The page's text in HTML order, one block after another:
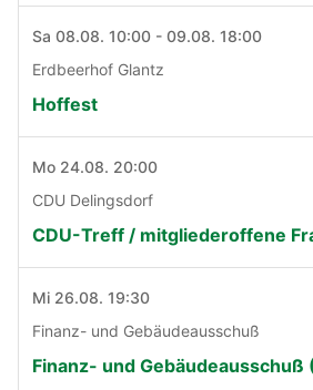
Sa 08.08. 10:00 - 09.08. 18:00
Erdbeerhof Glantz
Hoffest
Mo 24.08. 20:00
CDU Delingsdorf
CDU-Treff / mitgliederoffene
Mi 26.08. 19:30
Finanz- und Gebäudeausschuß
Finanz- und Gebäudeausschuß